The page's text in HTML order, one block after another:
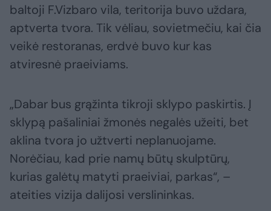
baltoji F.Vizbaro vila, teritorija buvo uždara,
aptverta tvora. Tik vėliau, sovietmečiu, kai čia
veikė restoranas, erdvė buvo kur kas
atviresnė praeiviams.
„Dabar bus grąžinta tikroji sklypo paskirtis. Į
sklypą pašaliniai žmonės negalės užeiti, bet
aklina tvora jo užtverti neplanuojame.
Norėčiau, kad prie namų būtų skulptūrų,
kurias galėtų matyti praeiviai, parkas“, –
ateities vizija dalijosi verslininkas.